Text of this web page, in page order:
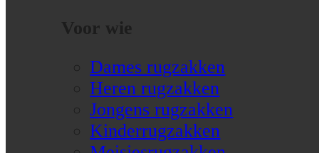
Voor wie
Dames rugzakken
Heren rugzakken
Jongens rugzakken
Kinderrugzakken